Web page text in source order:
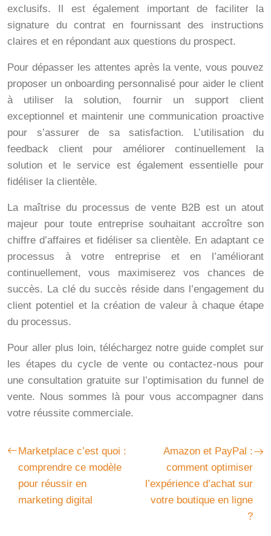
exclusifs. Il est également important de faciliter la
signature du contrat en fournissant des instructions
claires et en répondant aux questions du prospect.
Pour dépasser les attentes après la vente, vous pouvez
proposer un onboarding personnalisé pour aider le client
à utiliser la solution, fournir un support client
exceptionnel et maintenir une communication proactive
pour s’assurer de sa satisfaction. L’utilisation du
feedback client pour améliorer continuellement la
solution et le service est également essentielle pour
fidéliser la clientèle.
La maîtrise du processus de vente B2B est un atout
majeur pour toute entreprise souhaitant accroître son
chiffre d’affaires et fidéliser sa clientèle. En adaptant ce
processus à votre entreprise et en l’améliorant
continuellement, vous maximiserez vos chances de
succès. La clé du succès réside dans l’engagement du
client potentiel et la création de valeur à chaque étape
du processus.
Pour aller plus loin, téléchargez notre guide complet sur
les étapes du cycle de vente ou contactez-nous pour
une consultation gratuite sur l’optimisation du funnel de
vente. Nous sommes là pour vous accompagner dans
votre réussite commerciale.
Marketplace c’est quoi :
comprendre ce modèle
pour réussir en
marketing digital
Amazon et PayPal :
comment optimiser
l’expérience d’achat sur
votre boutique en ligne
?